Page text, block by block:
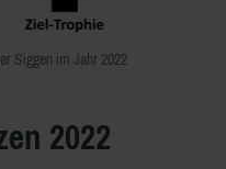
Siggen im Jahr 2022
2022